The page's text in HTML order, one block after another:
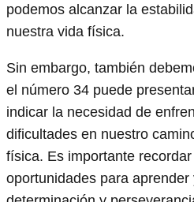
podemos alcanzar la
nuestra vida física.
Sin embargo, también
el número 34 puede
indicar la necesidad de
dificultades en nuestro
física. Es importante
oportunidades para aprender